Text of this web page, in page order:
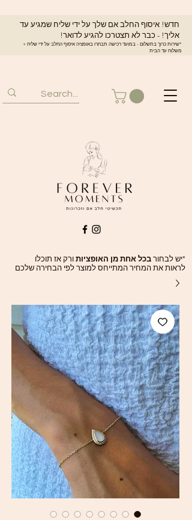
חדש! איסוף החלב אם שלך על ידי שליח שמגיע עד
אליך! - כבר לא תצטרכו להגיע לדואר!
*שירות כרוך בתשלום - במועד רכישה תבחרו באופציה איסוף החלב על ידי שליח +
משלוח עד הבית
*יש לבחור בכל אחת מן האופציות ורק אז תוכלו
לראות את המחיר המתייחס למוצר לפי הבחירה שלכם